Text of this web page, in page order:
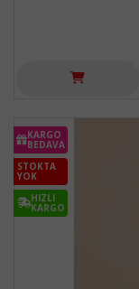
KARGO
BEDAVA
STOKTA
YOK
HIZLI
KARGO